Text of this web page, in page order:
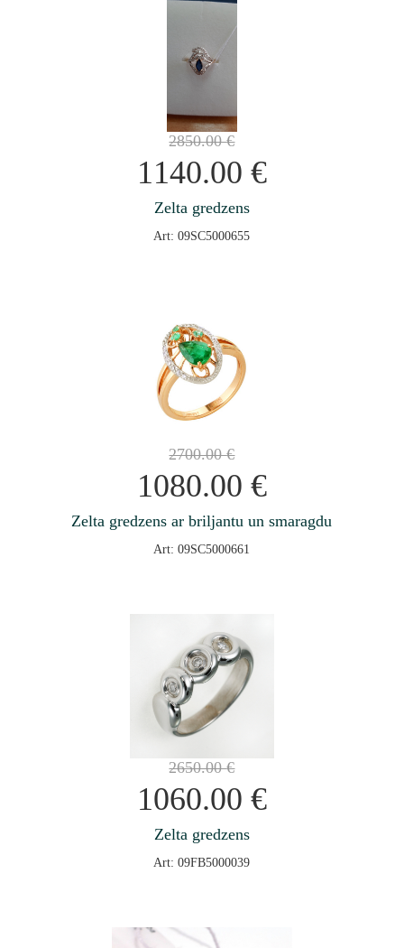
2850.00€
1140.00 €
Zelta gredzens
Art: 09SC5000655
2700.00€
1080.00 €
Zelta gredzens ar briljantu un smaragdu
Art: 09SC5000661
2650.00€
1060.00 €
Zelta gredzens
Art: 09FB5000039